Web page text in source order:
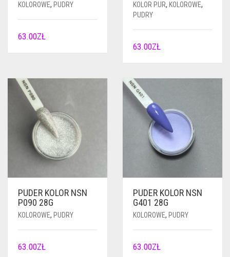
KOLOROWE, PUDRY
63.00ZŁ
KOLOR PUR, KOLOROWE,
PUDRY
63.00ZŁ
PUDER KOLOR NSN
P090 28G
KOLOROWE, PUDRY
63.00ZŁ
PUDER KOLOR NSN
G401 28G
KOLOROWE, PUDRY
63.00ZŁ